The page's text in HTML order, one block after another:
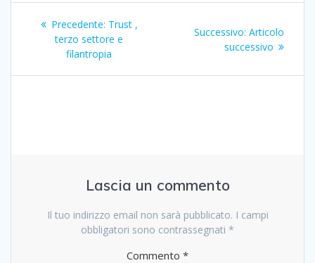
Navigazione
articoli
Precedente: Articolo
precedente:
Trust ,
terzo settore e
filantropia
Successivo: Articolo
successivo:
Articolo
successivo
Lascia un commento
Il tuo indirizzo email non sarà pubblicato. I campi
obbligatori sono contrassegnati *
Commento *